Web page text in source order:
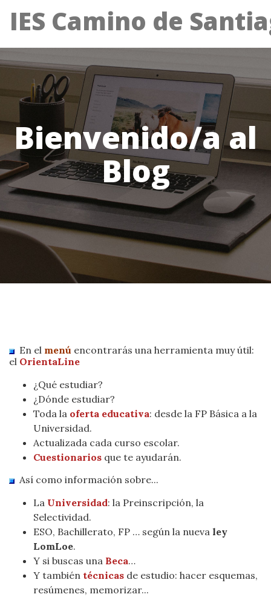
IES Camino de
Bienvenido/a al
Blog
En el menú encontrarás una herramienta muy útil:
el OrientaLine
¿Qué estudiar?
¿Dónde estudiar?
Toda la oferta educativa: desde la FP Básica a la
Universidad.
Actualizada cada curso escolar.
Cuestionarios que te ayudarán.
Así como información sobre...
La Universidad: la Preinscripción, la
Selectividad.
ESO, Bachillerato, FP … según la nueva ley
LomLoe.
Y si buscas una Beca…
Y también técnicas de estudio: hacer esquemas,
resúmenes, memorizar...